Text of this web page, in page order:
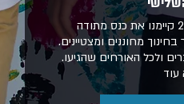
ב-16 ביוני 2026 קיימנו את כנס מתודה
מחוננים ומצטיינים.
ולכל האורחים שהגיעו.
עוד